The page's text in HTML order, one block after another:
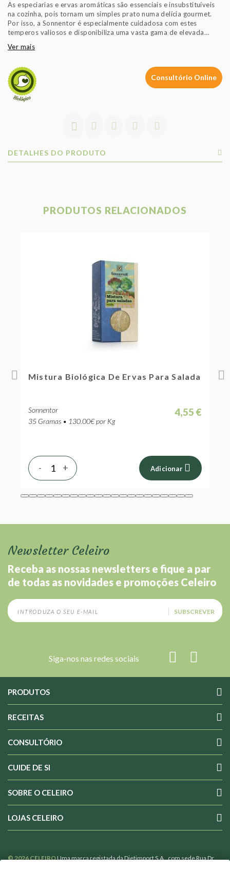
As especiarias e ervas aromáticas são essenciais e insubstituíveis
na cozinha, pois tornam um simples prato numa delícia gourmet.
Por isso, a Sonnentor é especialmente cuidadosa com estes
temperos valiosos e disponibiliza uma vasta gama de elevada
experientes e provenientes de agricultura biológica - este é o
até à sua mesa um mundo de sabores.
Ver mais
Consultório Online
DETALHES DO PRODUTO
PRODUTOS RELACIONADOS
Mistura Biológica De Ervas Para Salada
Sonnentor
35 Gramas • 130.00€ por Kg
4,55 €
+
- Adicionar
Newsletter Celeiro
Receba as nossas newsletters e fique a par
de todas as novidades e promoções Celeiro
SUBSCREVER
Siga-nos nas redes sociais
PRODUTOS
RECEITAS
CONSULTÓRIO
CUIDE DE SI
SOBRE O CELEIRO
LOJAS CELEIRO
© 2026 CELEIROUma marca registada da Dietimport S.A., com sede Rua Dr.